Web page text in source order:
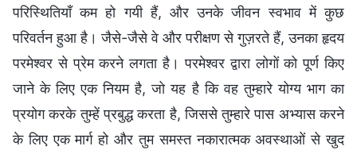
परिस्थितियाँ कम हो गयी हैं, और उनके जीवन स्वभाव में कुछ
परिवर्तन हुआ है। जैसे-जैसे वे और परीक्षण से गुज़रते हैं, उनका हृदय
परमेश्वर से प्रेम करने लगता है। परमेश्वर द्वारा लोगों को पूर्ण किए
जाने के लिए एक नियम है, जो यह है कि वह तुम्हारे योग्य भाग का
प्रयोग करके तुम्हें प्रबुद्ध करता है, जिससे तुम्हारे पास अभ्यास करने
के लिए एक मार्ग हो और तुम समस्त नकारात्मक अवस्थाओं से खुद